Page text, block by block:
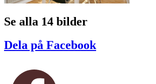
Se alla 14 bilder
Dela på Facebook